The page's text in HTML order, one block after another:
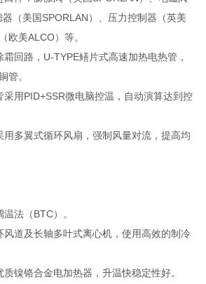
器（美国SPORLAN）、压力控制器（英美
欧美ALCO）等。
回路，U-TYPE鳝片式高速加热电热管，
管。
用PID+SSR微电脑控温，自动演算达到控
多翼式循环风扇，强制风量对流，提高均
法（BTC）。
风道及长轴多叶式离心机，使用高效的制冷
镍铬合金电加热器，升温快稳定性好。